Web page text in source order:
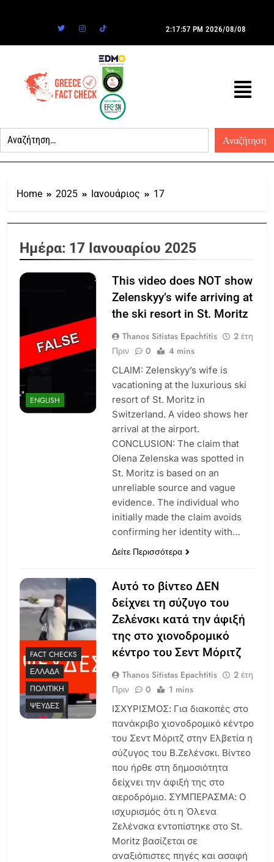
2:17:57 PM 2026/08/08
Home 2025 Ιανουάριος 17
Ημέρα: 17 Ιανουαρίου 2025
ENGLISH
This video does NOT show
Zelenskyy’s wife arriving at
the ski resort in St. Moritz
Thanos Sitistas Epachtitis
2 έτη
Πριν
0 4 mins
CLAIM: Zelenskyy’s wife is
vacationing at the luxurious ski
resort of St. Moritz in
Switzerland. A video shows her
arrival at the airport.
CONCLUSION: The claim that
Olena Zelenska was spotted in
St. Moritz is based on an
unreliable source and vague
evidence. The individual who
initially made the claim avoids
confirming her identity with…
Δείτε Περισσότερα
FACT CHECKS
ΕΛΛΆΔΑ
ΠΟΛΙΤΙΚΉ
ΨΕΥΔΈΣ
Αυτό το βίντεο ΔΕΝ
δείχνει τη σύζυγο του
Ζελένσκι κατά την άφιξή
της στο χιονοδρομικό
κέντρο του Σεντ Μόριτζ
Thanos Sitistas Epachtitis
2 έτη
Πριν
0 1 mins
ΙΣΧΥΡΙΣΜΟΣ: Για διακοπές στο
πανάκριβο χιονοδρομικό κέντρο
του Σεντ Μόριτζ στην Ελβετία η
σύζυγος του Β.Ζελένσκι. Βίντεο
που ήρθε στη δημοσιότητα
δείχνει την άφιξή της στο
αεροδρόμιο. ΣΥΜΠΕΡΑΣΜΑ: Ο
ισχυρισμός ότι η Όλενα
Ζελένσκα εντοπίστηκε στο St.
Moritz βασίζεται σε
αναξιόπιστες πηγές και ασαφή